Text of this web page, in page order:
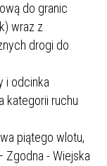
do granic
wraz z
drogi do
i odcinka
kategorii ruchu
piątego wlotu,
Zgodna - Wiejska